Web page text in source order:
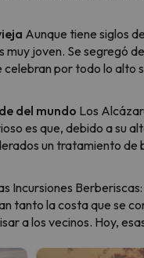
Aunque tiene siglos
joven. Se segregó
celebran por todo lo alto
del mundo Los
es que, debido a su
un tratamiento de
Incursiones
tanto la costa que se
a los vecinos. Hoy,